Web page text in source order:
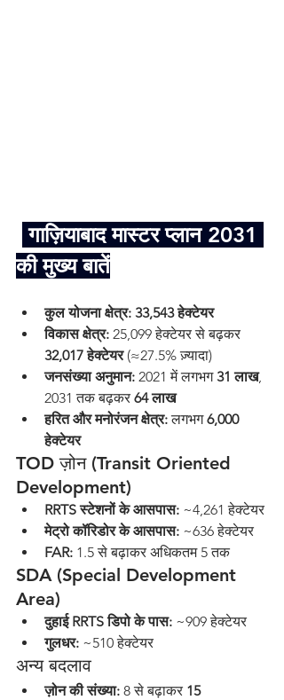
गाज़ियाबाद मास्टर प्लान 2031
की मुख्य बातें
कुल योजना क्षेत्र: 33,543 हेक्टेयर
विकास क्षेत्र: 25,099 हेक्टेयर से बढ़कर
32,017 हेक्टेयर (≈27.5% ज़्यादा)
जनसंख्या अनुमान: 2021 में लगभग 31 लाख,
2031 तक बढ़कर 64 लाख
हरित और मनोरंजन क्षेत्र: लगभग 6,000
हेक्टेयर
TOD ज़ोन (Transit Oriented
Development)
RRTS स्टेशनों के आसपास: ~4,261 हेक्टेयर
मेट्रो कॉरिडोर के आसपास: ~636 हेक्टेयर
FAR: 1.5 से बढ़ाकर अधिकतम 5 तक
SDA (Special Development
Area)
दुहाई RRTS डिपो के पास: ~909 हेक्टेयर
गुलधर: ~510 हेक्टेयर
अन्य बदलाव
ज़ोन की संख्या: 8 से बढ़ाकर 15